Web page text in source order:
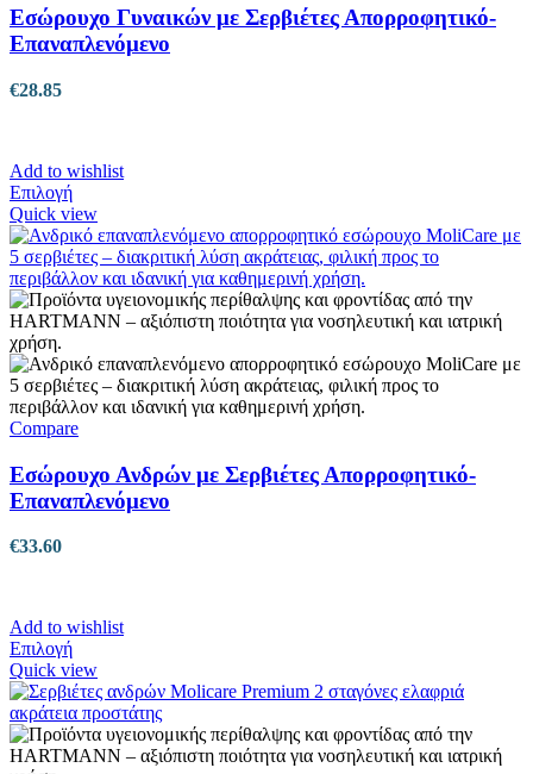
Εσώρουχο Γυναικών με Σερβιέτες Απορροφητικό-
Επαναπλενόμενο
€28.85
Add to wishlist
ΕπιλογήΑυτό
το
προϊόν
έχει
πολλαπλές
παραλλαγές.
Οι
μπορούν
να
επιλεγούν
στη
του
προϊόντος
Quick view
Compare
Εσώρουχο Ανδρών με Σερβιέτες Απορροφητικό-
Επαναπλενόμενο
€33.60
Add to wishlist
ΕπιλογήΑυτό
το
προϊόν
έχει
πολλαπλές
παραλλαγές.
Quick view